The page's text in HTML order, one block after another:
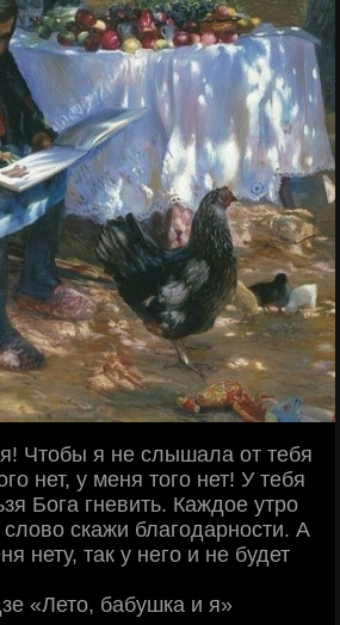
Чтобы я не слышала от тебя
нет, у меня того нет! У тебя
Бога гневить. Каждое утро
скажи благодарности. А
нету, так у него и не будет
«Лето, бабушка и я»